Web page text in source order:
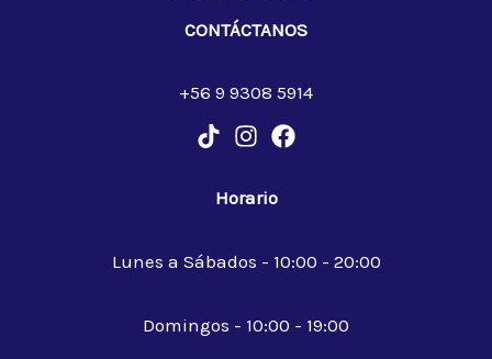
CONTÁCTANOS
+56 9 9308 5914
Horario
Lunes a Sábados - 10:00 - 20:00
Domingos - 10:00 - 19:00